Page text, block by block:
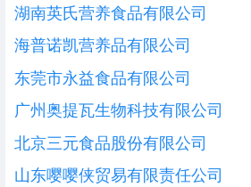
湖南英氏营养食品有限公司
海普诺凯营养品有限公司
东莞市永益食品有限公司
广州奥提瓦生物科技有限公司
北京三元食品股份有限公司
山东嘤嘤侠贸易有限责任公司